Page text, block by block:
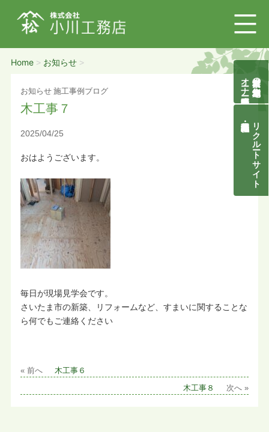
Home> お知らせ>
お知らせ 施工事例ブログ
木工事７
2025/04/25
おはようございます。
毎日が現場見学会です。
さいたま市の新築、リフォームなど、すまいに関することな
ら何でもご連絡ください
« 前へ 木工事６
木工事８ 次へ »
自然素材の無垢木造住宅
オーナー様募集説明会
リクルートサイト